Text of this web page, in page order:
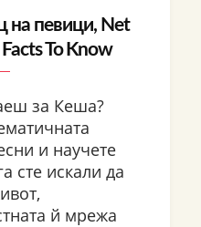
на певици, Net
To Know
за Кеша?
и научете
сте искали да
й мрежа